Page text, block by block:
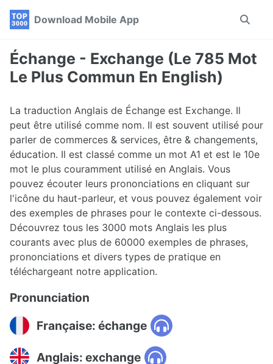
Skip
navigation
Skip
Skip
Download Mobile App
Toggle
Échange - Exchange (Le 785 Mot
Le Plus Commun En English)
La traduction Anglais de Échange est Exchange. Il
peut être utilisé comme nom. Il est souvent utilisé pour
parler de commerces & services, être & changements,
éducation. Il est classé comme un mot A1 et est le 10e
mot le plus couramment utilisé en Anglais. Vous
pouvez écouter leurs prononciations en cliquant sur
l'icône du haut-parleur, et vous pouvez également voir
des exemples de phrases pour le contexte ci-dessous.
Découvrez tous les 3000 mots Anglais les plus
courants avec plus de 60000 exemples de phrases,
prononciations et divers types de pratique en
téléchargeant notre application.
Pronunciation
Française: échange
Anglais: exchange